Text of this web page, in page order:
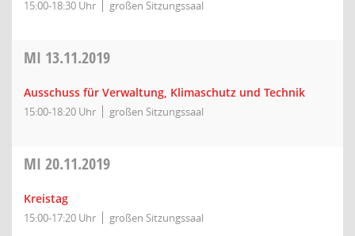
15:00-18:30 Uhr großen Sitzungssaal
MI 13.11.2019
Ausschuss für Verwaltung, Klimaschutz und Technik
15:00-18:20 Uhr großen Sitzungssaal
MI 20.11.2019
Kreistag
15:00-17:20 Uhr großen Sitzungssaal